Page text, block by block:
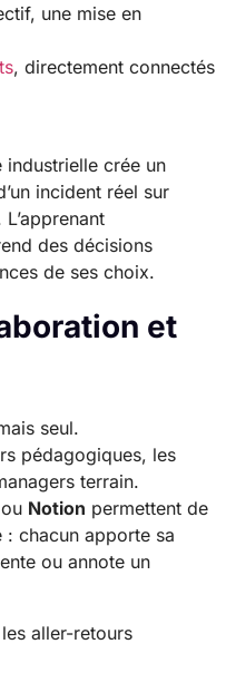
une mise en
, directement connectés
industrielle crée un
incident réel sur
des décisions
de ses choix.
et
seul.
pédagogiques, les
terrain.
ou Notion permettent de
chacun apporte sa
ou annote un
aller-retours